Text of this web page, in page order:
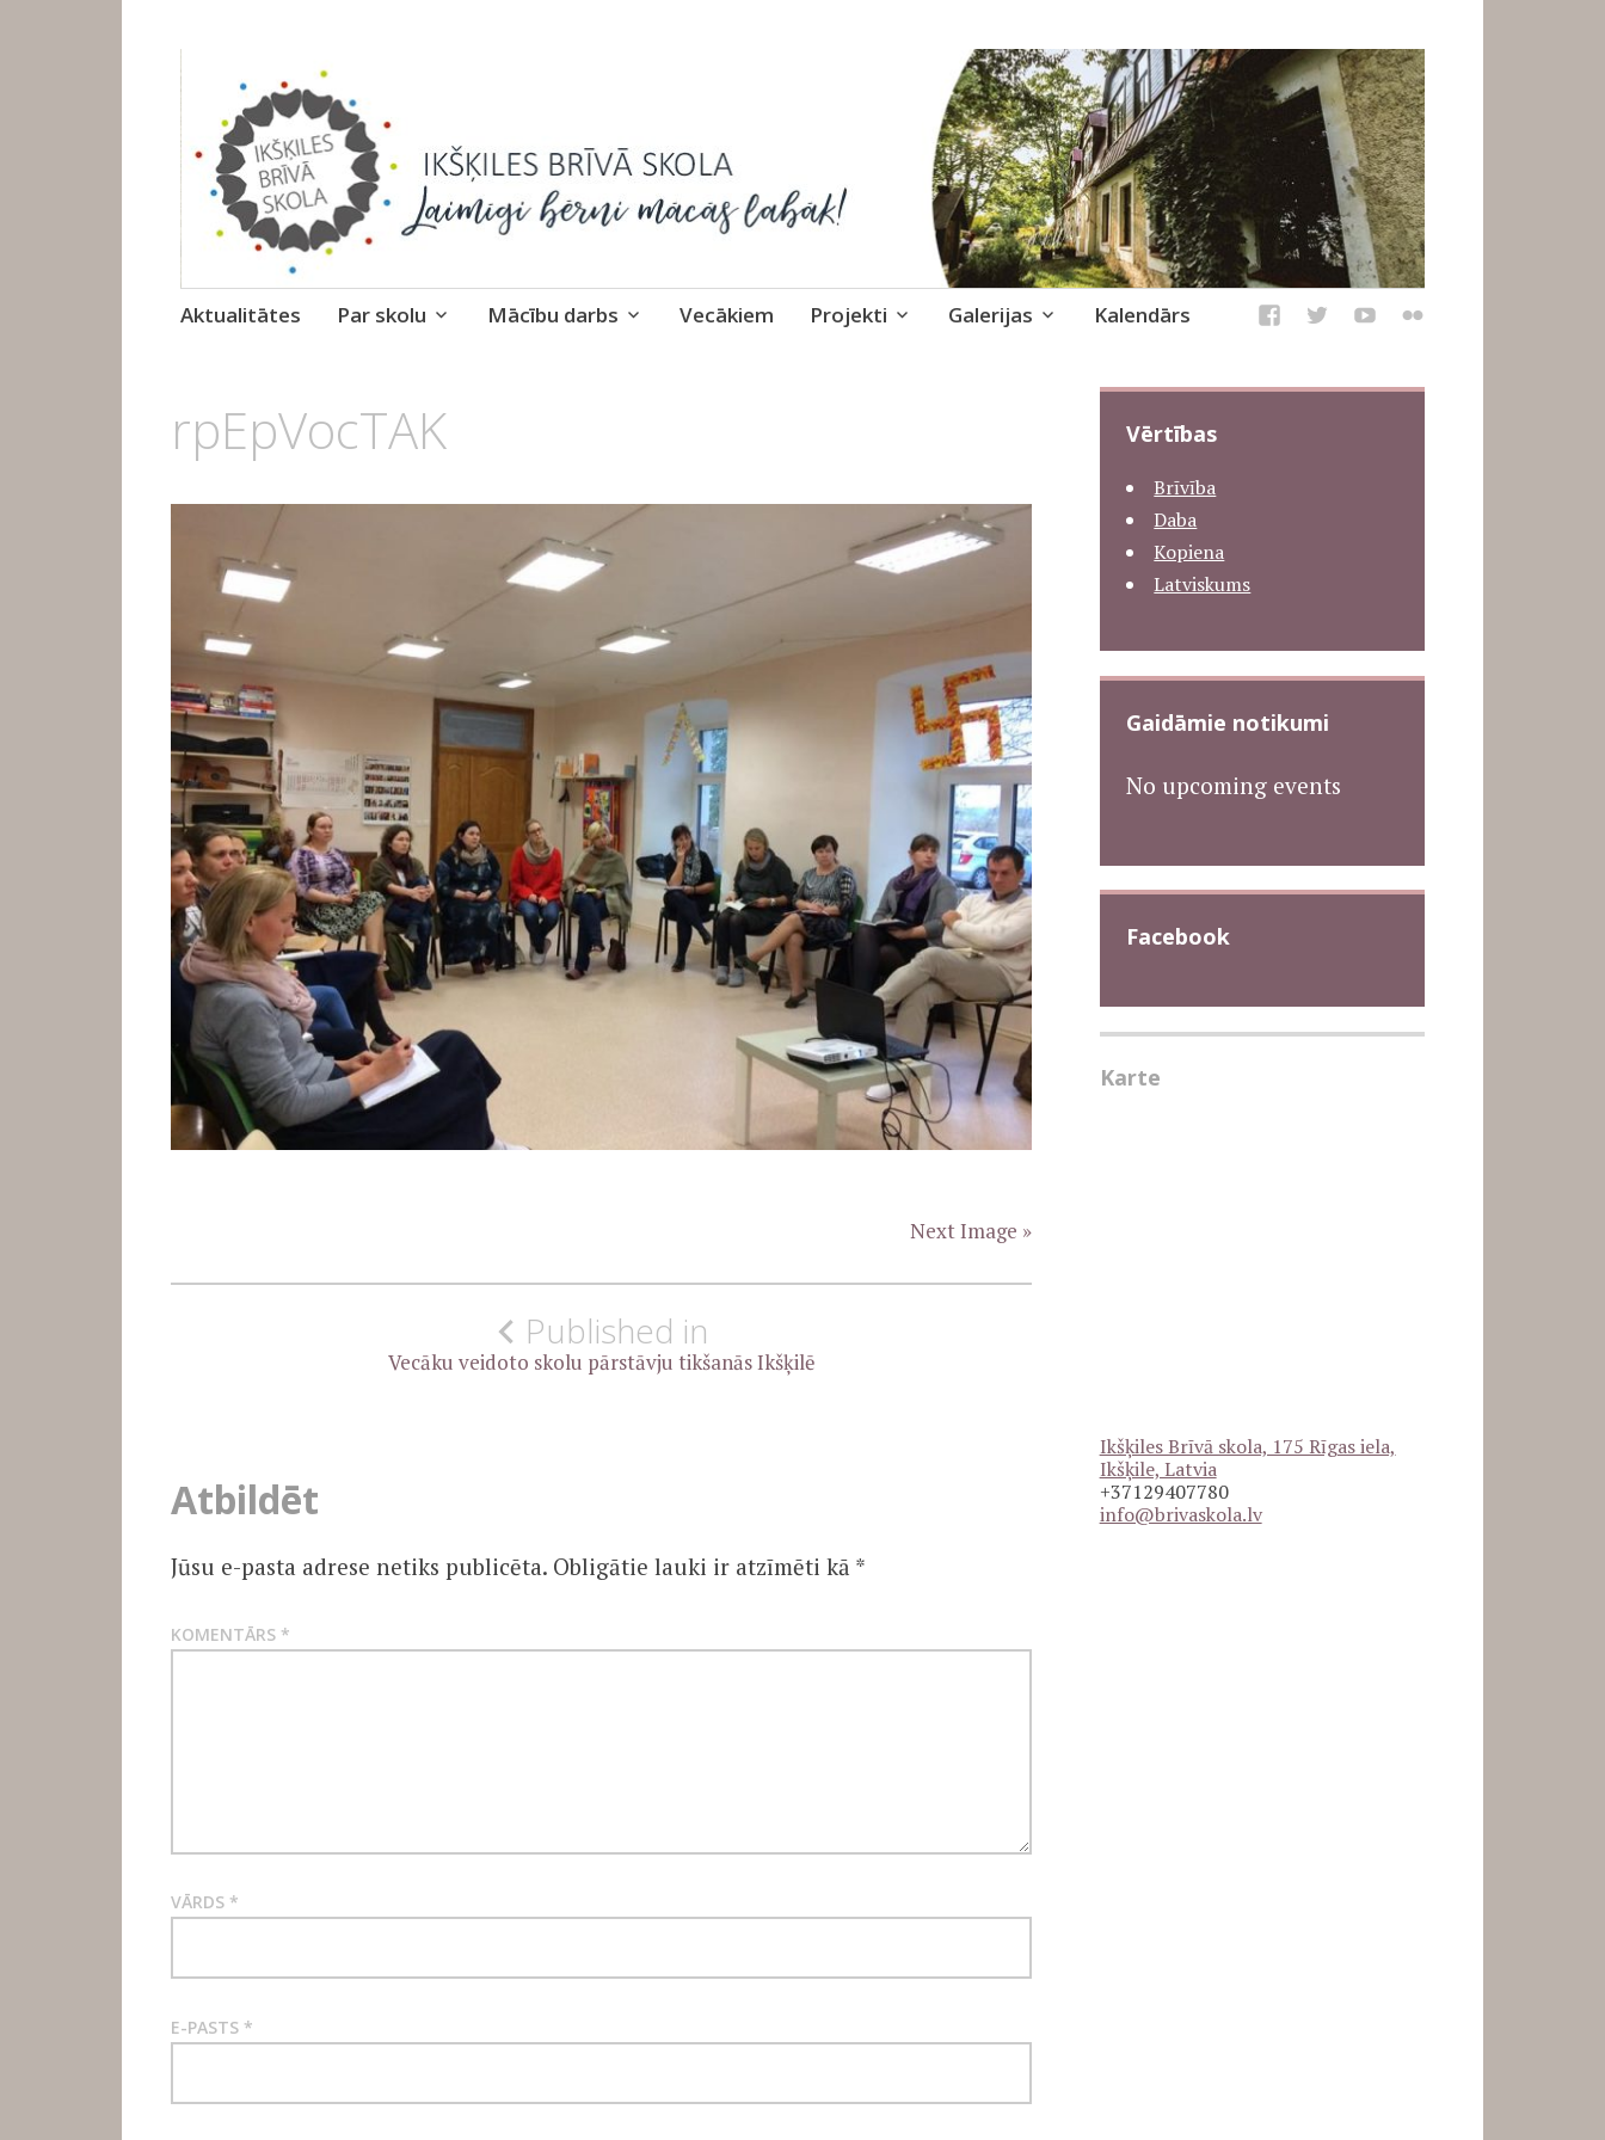
Ikšķiles Brīvā skola
Skip
Aktualitātes Par skolu Mācību darbs Vecākiem Projekti Galerijas Kalendārs
NOVEMBRIS,
2017
rpEpVocTAK
Next Image »
Ziņu
Published in
Vecāku veidoto skolu pārstāvju tikšanās Ikšķilē
Atbildēt
Jūsu e-pasta adrese netiks publicēta. Obligātie lauki ir atzīmēti kā *
KOMENTĀRS *
VĀRDS *
E-PASTS *
Vērtības
Brīvība
Daba
Kopiena
Latviskums
Gaidāmie notikumi
No upcoming events
Facebook
Karte
Ikšķiles Brīvā skola, 175 Rīgas iela,
Ikšķile, Latvia
+37129407780
info@brivaskola.lv